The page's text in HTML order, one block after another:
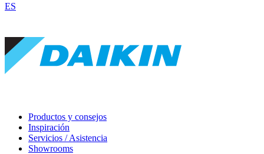
ES
Productos y consejos
Inspiración
Servicios / Asistencia
Showrooms